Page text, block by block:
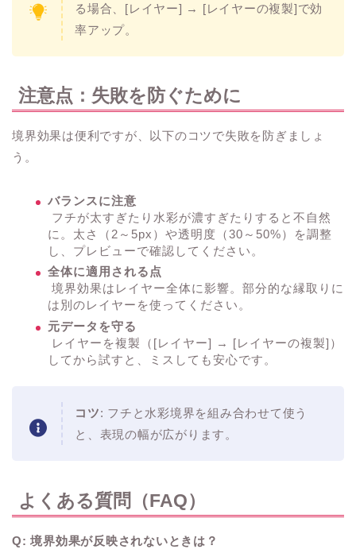
る場合、[レイヤー] → [レイヤーの複製]で効
率アップ。
注意点：失敗を防ぐために
境界効果は便利ですが、以下のコツで失敗を防ぎましょ
う。
バランスに注意
フチが太すぎたり水彩が濃すぎたりすると不自然
に。太さ（2～5px）や透明度（30～50%）を調整
し、プレビューで確認してください。
全体に適用される点
境界効果はレイヤー全体に影響。部分的な縁取りに
は別のレイヤーを使ってください。
元データを守る
レイヤーを複製（[レイヤー] → [レイヤーの複製]）
してから試すと、ミスしても安心です。
コツ: フチと水彩境界を組み合わせて使う
と、表現の幅が広がります。
よくある質問（FAQ）
Q: 境界効果が反映されないときは？